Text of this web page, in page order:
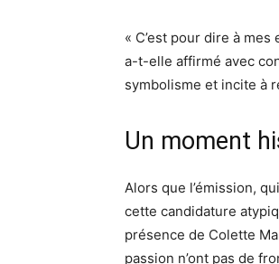
« C’est pour dire à
a-t-elle affirmé avec
symbolisme et incite à
Un moment
Alors que l’émission,
cette candidature
présence de Colette
passion n’ont pas de